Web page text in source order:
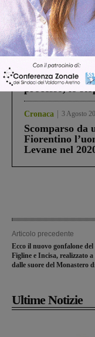
Piscina di
Pnrr, il
Cronaca 4 Agosto
Un anno fa la
Gianni, Giulia
processo, lo
Cronaca 3 Agosto
Scomparso
Fiorentino
Levane nel
Articolo precedente
Ecco il nuovo gonfalone
Figline e Incisa, realizzato
dalle suore del Monastero
Ultime Notizie